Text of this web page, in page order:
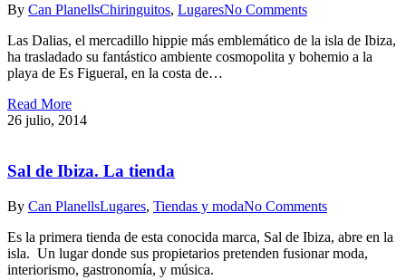
By Can PlanellsChiringuitos, LugaresNo Comments
Las Dalias, el mercadillo hippie más emblemático de la isla de Ibiza,
ha trasladado su fantástico ambiente cosmopolita y bohemio a la
playa de Es Figueral, en la costa de…
Read More
26 julio, 2014
Sal de Ibiza. La tienda
By Can PlanellsLugares, Tiendas y modaNo Comments
Es la primera tienda de esta conocida marca, Sal de Ibiza, abre en la
isla. Un lugar donde sus propietarios pretenden fusionar moda,
interiorismo, gastronomía, y música.